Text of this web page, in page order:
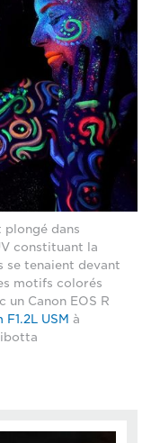
plongé dans
constituant la
se tenaient devant
motifs colorés
un Canon EOS R
USM à